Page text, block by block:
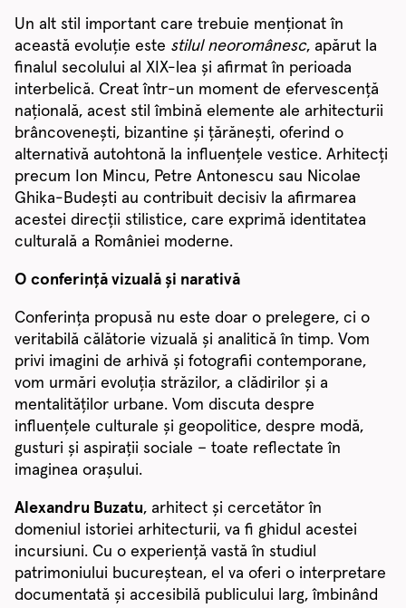
Un alt stil important care trebuie menționat în
această evoluție este stilul neoromânesc, apărut la
finalul secolului al XIX-lea și afirmat în perioada
interbelică. Creat într-un moment de efervescență
națională, acest stil îmbină elemente ale arhitecturii
brâncovenești, bizantine și țărănești, oferind o
alternativă autohtonă la influențele vestice. Arhitecți
precum Ion Mincu, Petre Antonescu sau Nicolae
Ghika-Budești au contribuit decisiv la afirmarea
acestei direcții stilistice, care exprimă identitatea
culturală a României moderne.
O conferință vizuală și narativă
Conferința propusă nu este doar o prelegere, ci o
veritabilă călătorie vizuală și analitică în timp. Vom
privi imagini de arhivă și fotografii contemporane,
vom urmări evoluția străzilor, a clădirilor și a
mentalităților urbane. Vom discuta despre
influențele culturale și geopolitice, despre modă,
gusturi și aspirații sociale – toate reflectate în
imaginea orașului.
Alexandru Buzatu, arhitect și cercetător în
domeniul istoriei arhitecturii, va fi ghidul acestei
incursiuni. Cu o experiență vastă în studiul
patrimoniului bucureștean, el va oferi o interpretare
documentată și accesibilă publicului larg, îmbinând